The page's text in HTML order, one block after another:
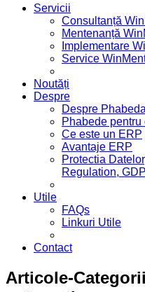
Servicii
Consultanță
Mentenanță
Implementare
Service
Noutăți
Despre
Despre Phabeda
Phabede
Ce este un ERP
Avantaje ERP
Protectia
Regulation,
Utile
FAQs
Linkuri Utile
Contact
Articole-